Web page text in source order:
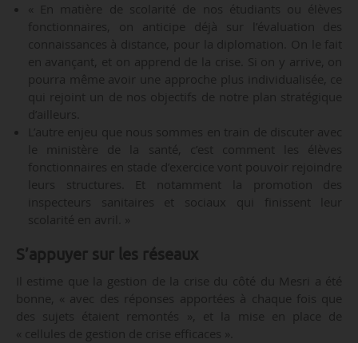
« En matière de scolarité de nos étudiants ou élèves
fonctionnaires, on anticipe déjà sur l’évaluation des
connaissances à distance, pour la diplomation. On le fait
en avançant, et on apprend de la crise. Si on y arrive, on
pourra même avoir une approche plus individualisée, ce
qui rejoint un de nos objectifs de notre plan stratégique
d’ailleurs.
L’autre enjeu que nous sommes en train de discuter avec
le ministère de la santé, c’est comment les élèves
fonctionnaires en stade d’exercice vont pouvoir rejoindre
leurs structures. Et notamment la promotion des
inspecteurs sanitaires et sociaux qui finissent leur
scolarité en avril. »
S’appuyer sur les réseaux
Il estime que la gestion de la crise du côté du Mesri a été
bonne, « avec des réponses apportées à chaque fois que
des sujets étaient remontés », et la mise en place de
« cellules de gestion de crise efficaces ».